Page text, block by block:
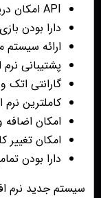
API امکان دریافت
دارا بودن
ارائه
پشتیبانی نرم
گارانتی اتک
کاملترین
امکان
امکان
دارا بودن
سیستم جدید نرم